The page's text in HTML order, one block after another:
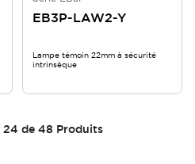
EB3P-LAW2-Y
Lampe témoin 22mm à sécurité
intrinsèque
24 de 48 Produits